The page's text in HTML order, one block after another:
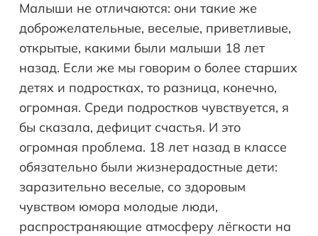
Малыши не отличаются: они такие же
доброжелательные, веселые, приветливые,
открытые, какими были малыши 18 лет
назад. Если же мы говорим о более старших
детях и подростках, то разница, конечно,
огромная. Среди подростков чувствуется, я
бы сказала, дефицит счастья. И это
огромная проблема. 18 лет назад в классе
обязательно были жизнерадостные дети:
заразительно веселые, со здоровым
чувством юмора молодые люди,
распространяющие атмосферу лёгкости на